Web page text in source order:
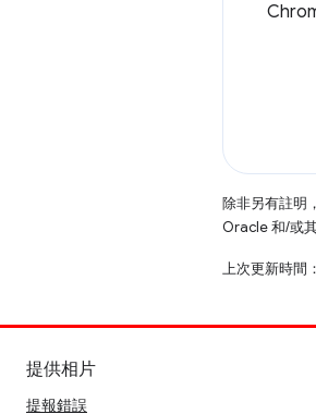
除非另有註明
Oracle 和/或
上次更新時間
提供相片
提報錯誤